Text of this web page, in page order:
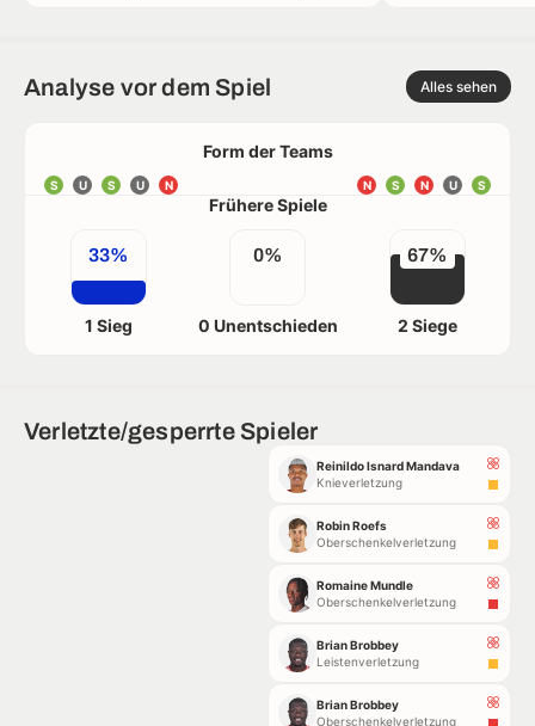
Analyse vor dem Spiel Alles sehen
Form der Teams
S U S U N S
U
N
S
N
Frühere Spiele
33%
1 Sieg
0%
0 Unentschieden
67%
2 Siege
Verletzte/gesperrte Spieler
Reinildo Isnard Mandava
Knieverletzung
Robin Roefs
Oberschenkelverletzung
Romaine Mundle
Oberschenkelverletzung
Brian Brobbey
Leistenverletzung
Brian Brobbey
Oberschenkelverletzung